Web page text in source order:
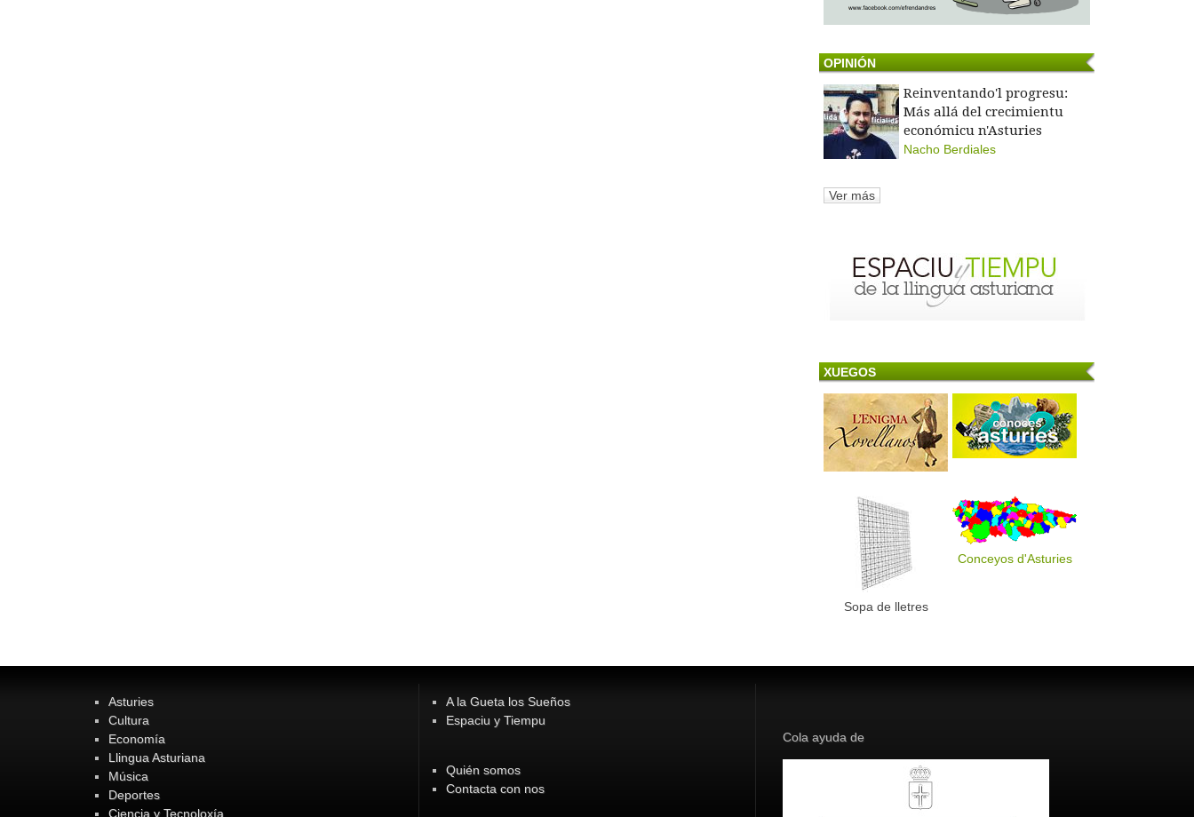
OPINIÓN
Reinventando'l progresu:
Más allá del crecimientu
económicu n'Asturies
Nacho Berdiales
Ver más
XUEGOS
Sopa de lletres
Conceyos d'Asturies
Asturies
Cultura
Economía
Llingua Asturiana
Música
Deportes
Ciencia y Tecnoloxía
A la Gueta los Sueños
Espaciu y Tiempu
Quién somos
Contacta con nos
Cola ayuda de